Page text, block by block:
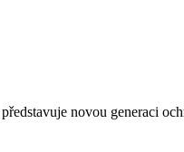
novou generaci